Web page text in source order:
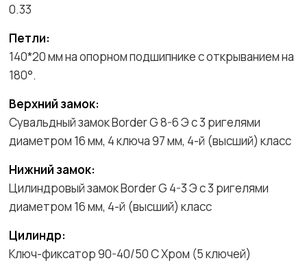
0.33
Петли:
140*20 мм на опорном подшипнике с открыванием на
180°.
Верхний замок:
Сувальдный замок Border G 8-6 Э с 3 ригелями
диаметром 16 мм, 4 ключа 97 мм, 4-й (высший) класс
Нижний замок:
Цилиндровый замок Border G 4-3 Э с 3 ригелями
диаметром 16 мм, 4-й (высший) класс
Цилиндр:
Ключ-фиксатор 90-40/50 С Хром (5 ключей)